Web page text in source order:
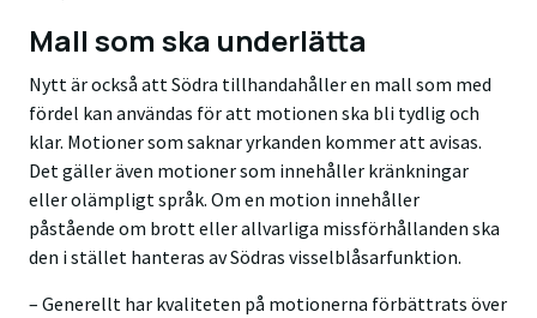
Mall som ska underlätta
Nytt är också att Södra tillhandahåller en mall som med
fördel kan användas för att motionen ska bli tydlig och
klar. Motioner som saknar yrkanden kommer att avisas.
Det gäller även motioner som innehåller kränkningar
eller olämpligt språk. Om en motion innehåller
påstående om brott eller allvarliga missförhållanden ska
den i stället hanteras av Södras visselblåsarfunktion.
– Generellt har kvaliteten på motionerna förbättrats över